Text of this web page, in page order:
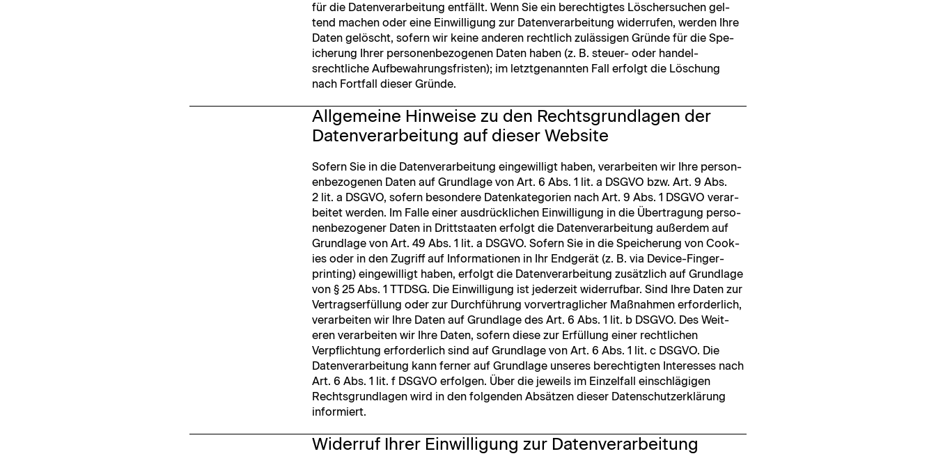
für die Daten­ver­ar­beitung ent­fällt. Wenn Sie ein berechtigtes Lösch­er­suchen gel­
tend machen oder eine Ein­willi­gung zur Daten­ver­ar­beitung wider­rufen, wer­den Ihre
Dat­en gelöscht, sofern wir keine anderen rechtlich zuläs­si­gen Gründe für die Spe­
icherung Ihrer per­so­n­en­be­zo­ge­nen Dat­en haben (z. B. steuer- oder han­del­
srechtliche Auf­be­wahrungs­fris­ten); im let­zt­ge­nan­nten Fall erfol­gt die Löschung
nach Fort­fall dieser Gründe.
Allgemeine Hinweise zu den Rechtsgrundlagen der
Datenverarbeitung auf dieser Website
Sofern Sie in die Daten­ver­ar­beitung eingewil­ligt haben, ver­ar­beit­en wir Ihre per­so­n­
en­be­zo­ge­nen Dat­en auf Grund­lage von Art. 6 Abs. 1 lit. a DSGVO bzw. Art. 9 Abs.
2 lit. a DSGVO, sofern beson­dere Datenkat­e­gorien nach Art. 9 Abs. 1 DSGVO ver­ar­
beit­et wer­den. Im Falle ein­er aus­drück­lichen Ein­willi­gung in die Über­tra­gung per­so­
n­en­be­zo­gen­er Dat­en in Drittstaat­en erfol­gt die Daten­ver­ar­beitung außer­dem auf
Grund­lage von Art. 49 Abs. 1 lit. a DSGVO. Sofern Sie in die Spe­icherung von Cook­
ies oder in den Zugriff auf Infor­ma­tio­nen in Ihr Endgerät (z. B. via Device-Fin­ger­
print­ing) eingewil­ligt haben, erfol­gt die Daten­ver­ar­beitung zusät­zlich auf Grund­lage
von § 25 Abs. 1 TTDSG. Die Ein­willi­gung ist jed­erzeit wider­ruf­bar. Sind Ihre Dat­en zur
Ver­tragser­fül­lung oder zur Durch­führung vorver­traglich­er Maß­nah­men erforder­lich,
ver­ar­beit­en wir Ihre Dat­en auf Grund­lage des Art. 6 Abs. 1 lit. b DSGVO. Des Weit­
eren ver­ar­beit­en wir Ihre Dat­en, sofern diese zur Erfül­lung ein­er rechtlichen
Verpflich­tung erforder­lich sind auf Grund­lage von Art. 6 Abs. 1 lit. c DSGVO. Die
Daten­ver­ar­beitung kann fern­er auf Grund­lage unseres berechtigten Inter­ess­es nach
Art. 6 Abs. 1 lit. f DSGVO erfol­gen. Über die jew­eils im Einzelfall ein­schlägi­gen
Rechts­grund­la­gen wird in den fol­gen­den Absätzen dieser Daten­schutzerk­lärung
informiert.
Widerruf Ihrer Einwilligung zur Datenverarbeitung